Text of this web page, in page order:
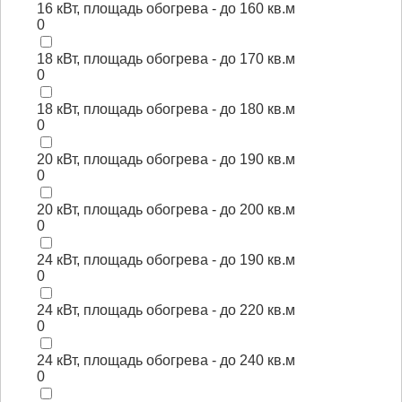
16 кВт, площадь обогрева - до 160 кв.м
0
18 кВт, площадь обогрева - до 170 кв.м
0
18 кВт, площадь обогрева - до 180 кв.м
0
20 кВт, площадь обогрева - до 190 кв.м
0
20 кВт, площадь обогрева - до 200 кв.м
0
24 кВт, площадь обогрева - до 190 кв.м
0
24 кВт, площадь обогрева - до 220 кв.м
0
24 кВт, площадь обогрева - до 240 кв.м
0